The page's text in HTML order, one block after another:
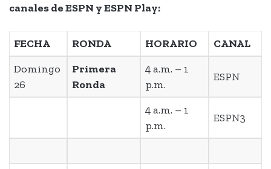
canales de ESPN y ESPN Play:
FECHA RONDA HORARIO
CANAL
Domingo
26
Primera
Ronda
4 a.m. – 1
p.m.
ESPN
4 a.m. – 1
p.m.
ESPN3